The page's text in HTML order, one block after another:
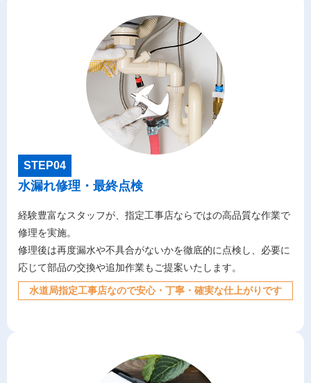
STEP04
水漏れ修理・最終点検
経験豊富なスタッフが、指定工事店ならではの高品質な作業で
修理を実施。
修理後は再度漏水や不具合がないかを徹底的に点検し、必要に
応じて部品の交換や追加作業もご提案いたします。
水道局指定工事店なので安心・丁寧・確実な仕上がりです